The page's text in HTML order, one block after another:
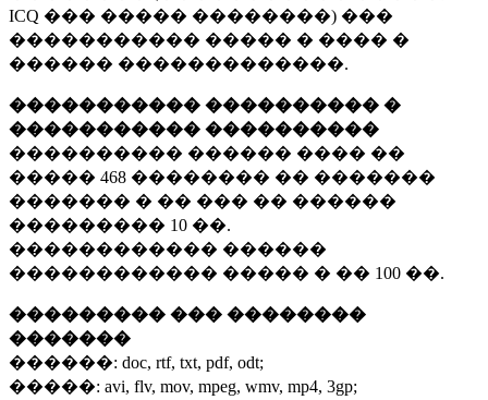
ICQ ��� ����� ��������) ���
����������� ����� � ���� �
������ �������������.
����������� ���������� �
����������� ����������
���������� ������ ���� ��
����� 468 �������� �� �������
������� � �� ��� �� ������
��������� 10 ��.
������������ ������
������������ ����� � �� 100 ��.
��������� ��� ��������
�������
������: doc, rtf, txt, pdf, odt;
�����: avi, flv, mov, mpeg, wmv, mp4, 3gp;